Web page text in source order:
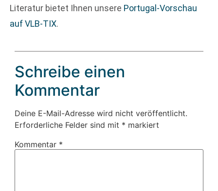
Literatur bietet Ihnen unsere Portugal-Vorschau
auf VLB-TIX.
Schreibe einen
Kommentar
Deine E-Mail-Adresse wird nicht veröffentlicht.
Erforderliche Felder sind mit * markiert
Kommentar *